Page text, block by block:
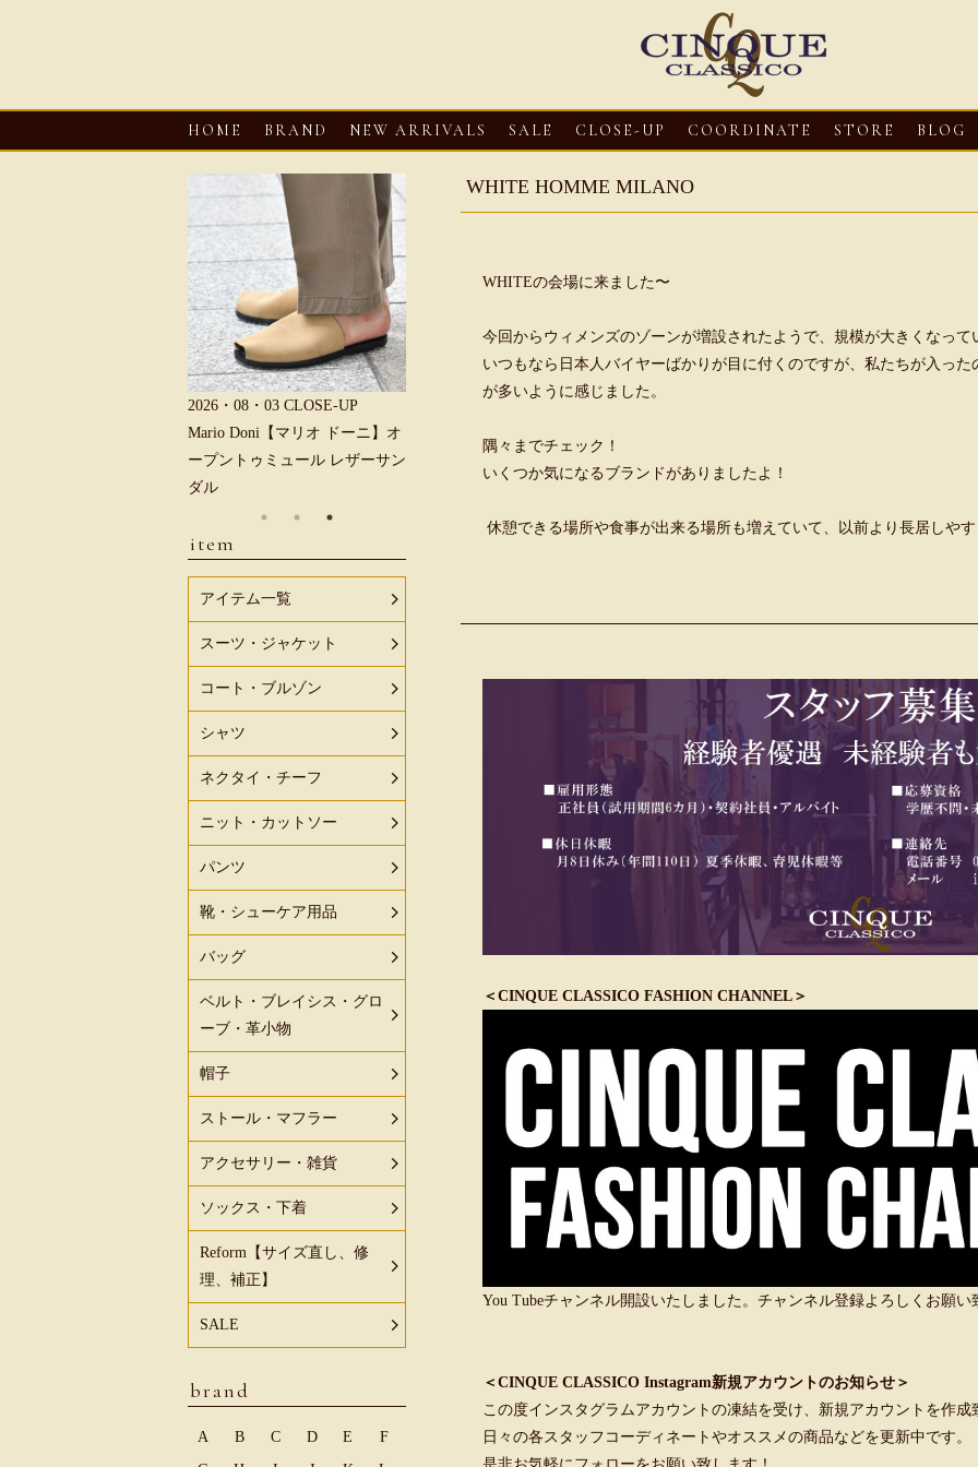
HOME BRAND NEW ARRIVALS SALE CLOSE-UP COORDINATE STORE BLOG
WHITE HOMME MILANO
WHITEの会場に来ました〜
今回からウィメンズのゾーンが増設されたようで、規模が大きくなって
いつもなら日本人バイヤーばかりが目に付くのですが、私たちが入っ
が多いように感じました。
隅々までチェック！
いくつか気になるブランドがありましたよ！
休憩できる場所や食事が出来る場所も増えていて、以前より長居しや
＜CINQUE CLASSICO FASHION CHANNEL＞
You Tubeチャンネル開設いたしました。チャンネル登録よろしくお願い
＜CINQUE CLASSICO Instagram新規アカウントのお知らせ＞
この度インスタグラムアカウントの凍結を受け、新規アカウントを作成
日々の各スタッフコーディネートやオススメの商品などを更新中です。
2026・08・03 CLOSE-UP
Mario Doni【マリオ ドーニ】オ
ープントゥミュール レザーサン
2026・08・03
HEREU【へリュー】フィッシ
ャーマンサンダル
item
アイテム一覧
スーツ・ジャケット
コート・ブルゾン
シャツ
ネクタイ・チーフ
ニット・カットソー
パンツ
靴・シューケア用品
バッグ
ベルト・ブレイシス・グロ
ーブ・革小物
帽子
ストール・マフラー
アクセサリー・雑貨
ソックス・下着
Reform【サイズ直し、修
理、補正】
SALE
brand
A B C D E
F